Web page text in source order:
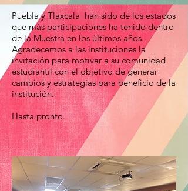
Puebla y Tlaxcala han sido de los estados
que más participaciones ha tenido dentro
de la Muestra en los últimos años.
Agradecemos a las instituciones la
invitación para motivar a su comunidad
estudiantil con el objetivo de generar
cambios y estrategias para beneficio de la
institución.
Hasta pronto.